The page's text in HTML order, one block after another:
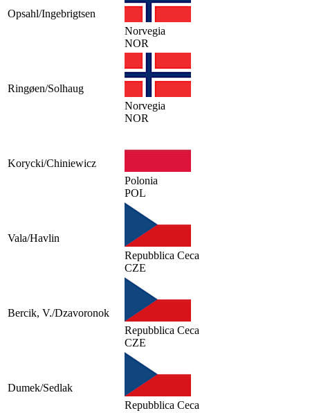
Opsahl/Ingebrigtsen
Norvegia
NOR
Ringøen/Solhaug
Norvegia
NOR
Korycki/Chiniewicz
Polonia
POL
Vala/Havlin
Repubblica Ceca
CZE
Bercik, V./Dzavoronok
Repubblica Ceca
CZE
Dumek/Sedlak
Repubblica Ceca